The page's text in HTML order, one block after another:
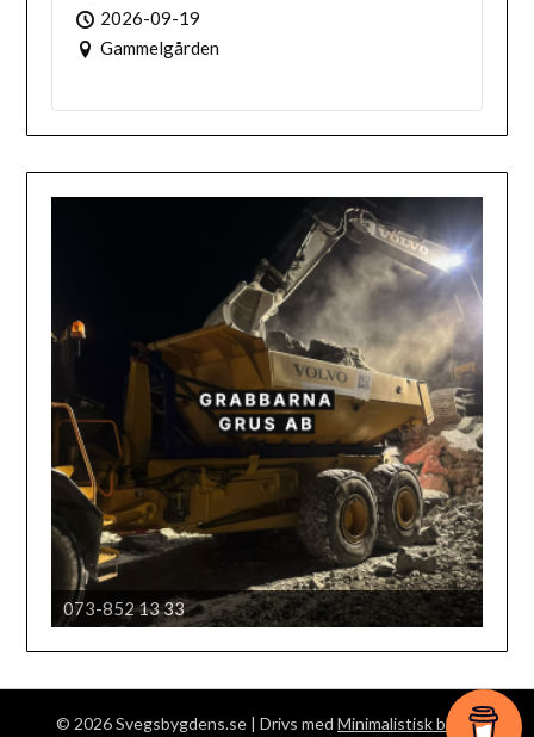
2026-09-19
Gammelgården
073-852 13 33
Härjedalens automobil klubb
© 2026 Svegsbygdens.se | Drivs med Minimalistisk blogg